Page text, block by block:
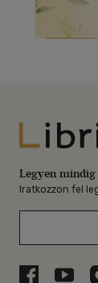
Legyen
Iratkozzon fel
Libri a